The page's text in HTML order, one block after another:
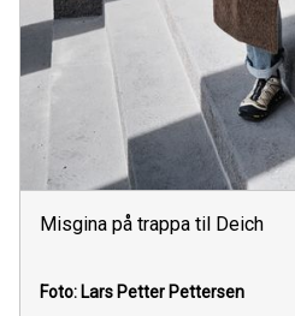
Misgina på trappa til Deich
Foto: Lars Petter Pettersen